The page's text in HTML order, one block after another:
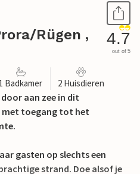
Rügen ,
4.7
out of 5
1 Badkamer 2 Huisdieren
aan zee in dit
toegang tot het
gasten op slechts een
strand. Doe alsof je